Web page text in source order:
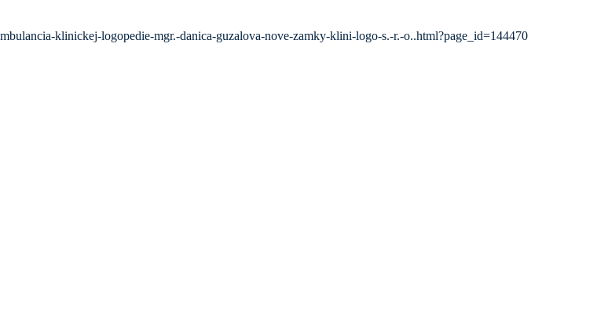
klinickej-logopedie-mgr.-danica-guzalova-nove-zamky-klini-logo-s.-r.-o..html?page_id=144470